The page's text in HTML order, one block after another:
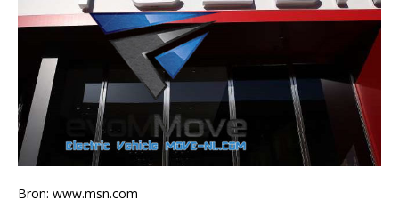
Bron: www.msn.com